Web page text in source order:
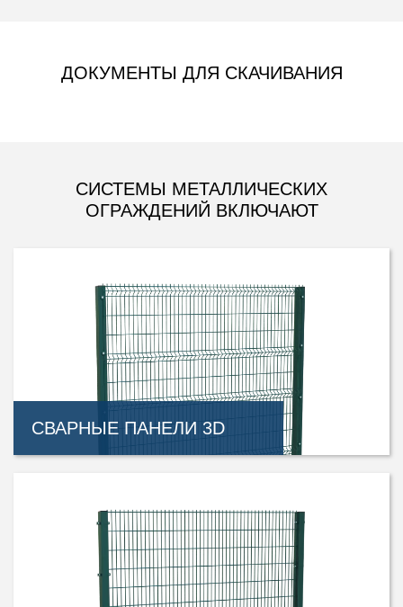
ДОКУМЕНТЫ ДЛЯ СКАЧИВАНИЯ
СИСТЕМЫ МЕТАЛЛИЧЕСКИХ
ОГРАЖДЕНИЙ ВКЛЮЧАЮТ
СВАРНЫЕ ПАНЕЛИ 3D